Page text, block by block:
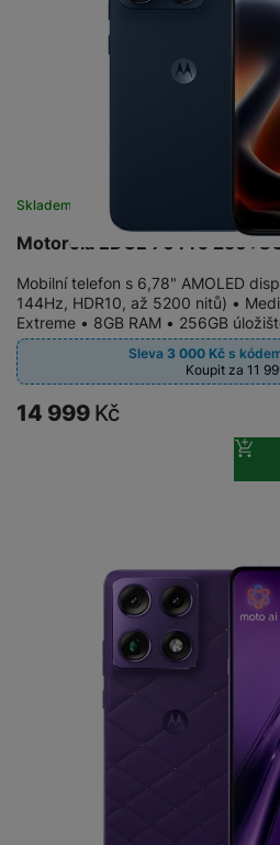
Motorola EDGE 70 Pro
Skladem na prodejně na 1 prodejně
Mobilní telefon s 6,78" AMOLED
144Hz, HDR10, až 5200 nitů) •
Extreme • 8GB RAM • 256GB
Sleva 3 000Kč s
Koupit za 11
14 999 Kč